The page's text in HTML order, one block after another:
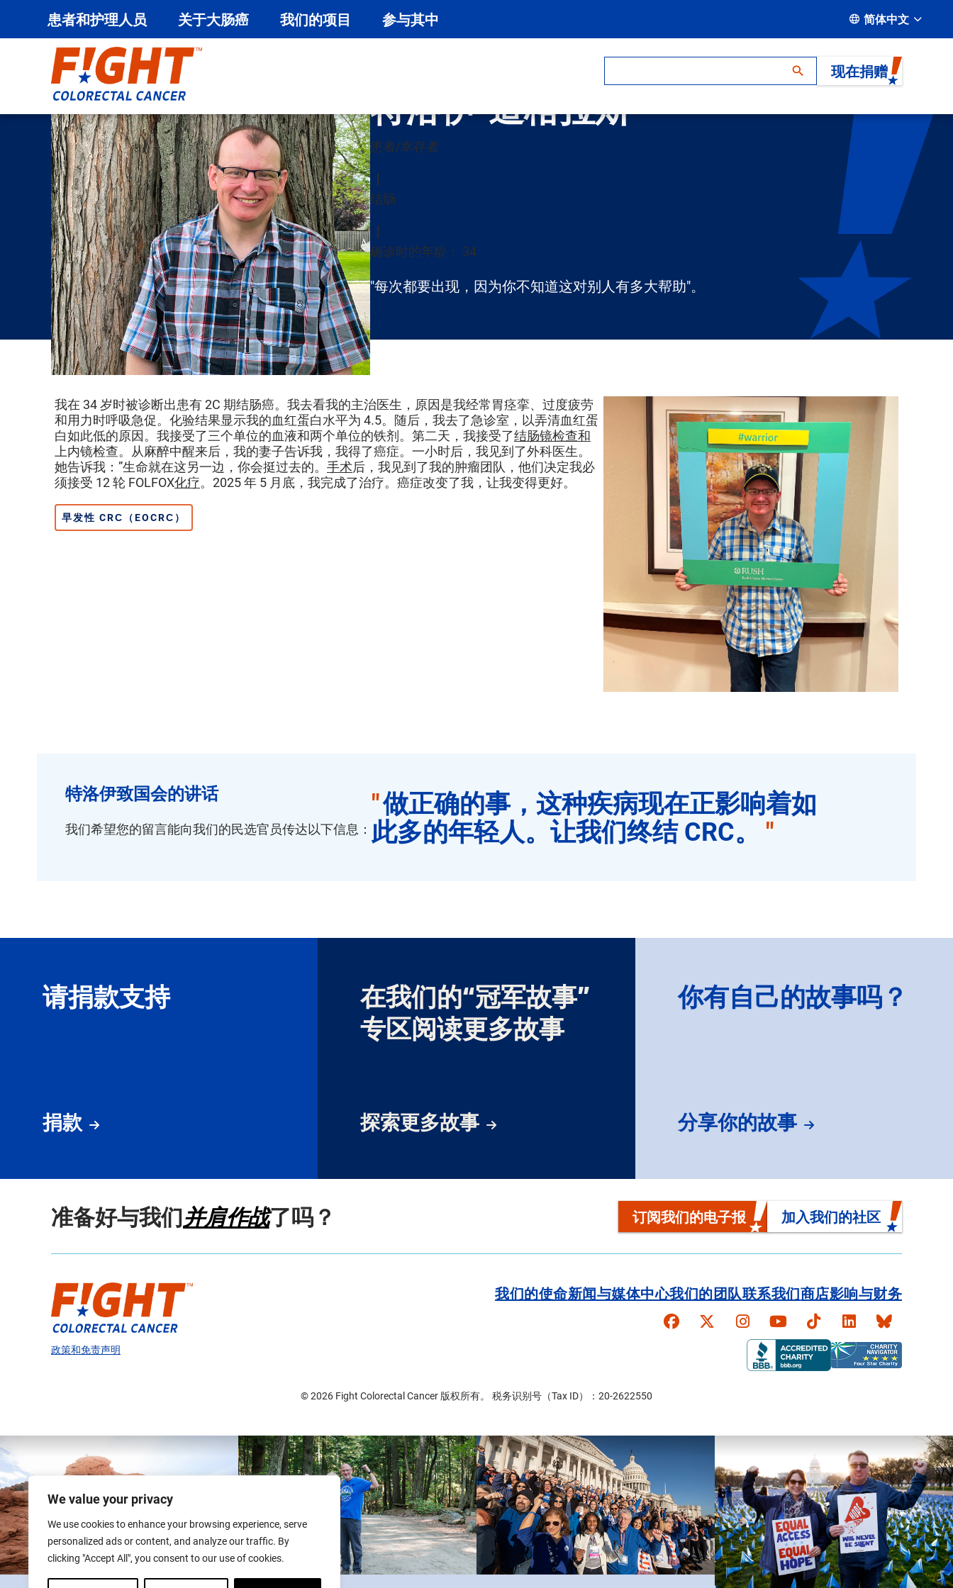
We value your privacy
We use cookies to enhance your browsing experience, serve
personalized ads or content, and analyze our traffic. By
clicking "Accept All", you consent to our use of cookies.
患者和护理人员 关于大肠癌 我们的项目 参与其中 简体中文
现在捐赠
特洛伊-道格拉斯
患者/幸存者
结肠
确诊时的年龄： 34
"每次都要出现，因为你不知道这对别人有多大帮助"。
我在 34 岁时被诊断出患有 2C 期结肠癌。我去看我的主治医生，原因是我经常胃痉挛、过度疲劳
和用力时呼吸急促。化验结果显示我的血红蛋白水平为 4.5。随后，我去了急诊室，以弄清血红蛋
白如此低的原因。我接受了三个单位的血液和两个单位的铁剂。第二天，我接受了结肠镜检查和
上内镜检查。从麻醉中醒来后，我的妻子告诉我，我得了癌症。一小时后，我见到了外科医生。
她告诉我：”生命就在这另一边，你会挺过去的。 手术后，我见到了我的肿瘤团队，他们决定我必
须接受 12 轮 FOLFOX化疗。2025 年 5 月底，我完成了治疗。癌症改变了我，让我变得更好。
早发性 CRC（EOCRC）
特洛伊致国会的讲话
我们希望您的留言能向我们的民选官员传达以下信息：
"做正确的事，这种疾病现在正影响着如
此多的年轻人。让我们终结 CRC。
"
请捐款支持
捐款
在我们的“冠军故事”
专区阅读更多故事
探索更多故事
你有自己的故事吗？
分享你的故事
准备好与我们并肩作战了吗？ 订阅我们的电子报 加入我们的社区
我们的使命新闻与媒体中心我们的团队联系我们商店影响与财务
Faceboook
X Instagram
YouTubeTikTokLinkedInBluesky
政策和免责声明
© 2026 Fight Colorectal Cancer 版权所有。 税务识别号（Tax ID）：20-2622550